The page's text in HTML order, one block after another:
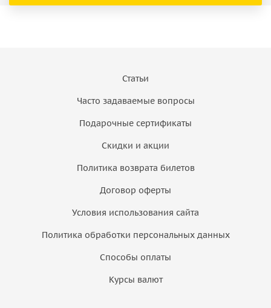
Статьи
Часто задаваемые вопросы
Подарочные сертификаты
Скидки и акции
Политика возврата билетов
Договор оферты
Условия использования сайта
Политика обработки персональных данных
Способы оплаты
Курсы валют